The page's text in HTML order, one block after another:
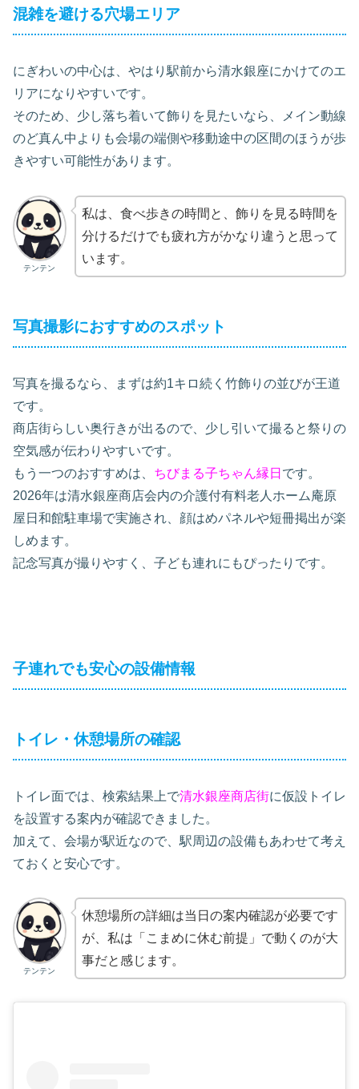
混雑を避ける穴場エリア
にぎわいの中心は、やはり駅前から清水銀座にかけてのエ
リアになりやすいです。
そのため、少し落ち着いて飾りを見たいなら、メイン動線
のど真ん中よりも会場の端側や移動途中の区間のほうが歩
きやすい可能性があります。
テンテン
私は、食べ歩きの時間と、飾りを見る時間を
分けるだけでも疲れ方がかなり違うと思って
います。
写真撮影におすすめのスポット
写真を撮るなら、まずは約1キロ続く竹飾りの並びが王道
です。
商店街らしい奥行きが出るので、少し引いて撮ると祭りの
空気感が伝わりやすいです。
もう一つのおすすめは、 ちびまる子ちゃん縁日 です。
2026年は清水銀座商店会内の介護付有料老人ホーム庵原
屋日和館駐車場で実施され、顔はめパネルや短冊掲出が楽
しめます。
記念写真が撮りやすく、子ども連れにもぴったりです。
子連れでも安心の設備情報
トイレ・休憩場所の確認
トイレ面では、検索結果上で清水銀座商店街に仮設トイレ
を設置する案内が確認できました。
加えて、会場が駅近なので、駅周辺の設備もあわせて考え
ておくと安心です。
テンテン
休憩場所の詳細は当日の案内確認が必要です
が、私は「こまめに休む前提」で動くのが大
事だと感じます。